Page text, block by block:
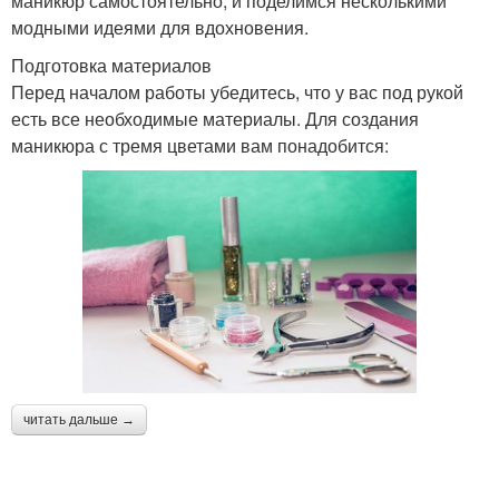
модными идеями для вдохновения.
Подготовка материалов
Перед началом работы убедитесь, что у вас под рукой
есть все необходимые материалы. Для создания
маникюра с тремя цветами вам понадобится:
читать дальше →